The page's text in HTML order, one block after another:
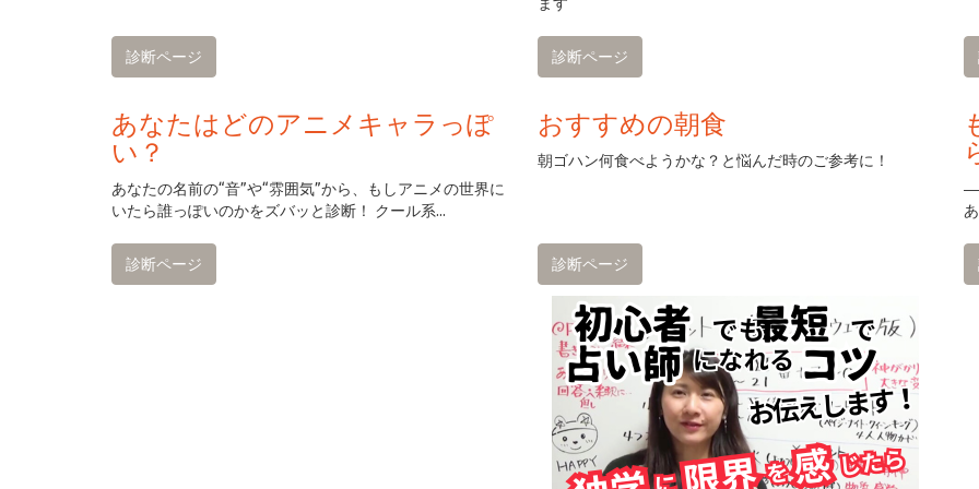
診断ページ 診断ページ
あなたはどのアニメキャラっぽ
い？
あなたの名前の“音”や“雰囲気”から、もしアニメの世界に
いたら誰っぽいのかをズバッと診断！ クール系...
診断ページ
おすすめの朝食
朝ゴハン何食べようかな？と悩んだ時のご参考に！
診断ページ
―